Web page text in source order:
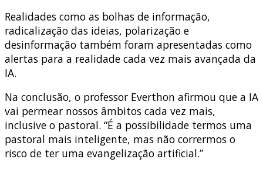
Realidades como as bolhas de informação,
radicalização das ideias, polarização e
desinformação também foram apresentadas como
alertas para a realidade cada vez mais avançada da
IA.
Na conclusão, o professor Everthon afirmou que a IA
vai permear nossos âmbitos cada vez mais,
inclusive o pastoral. “É a possibilidade termos uma
pastoral mais inteligente, mas não corrermos o
risco de ter uma evangelização artificial.”